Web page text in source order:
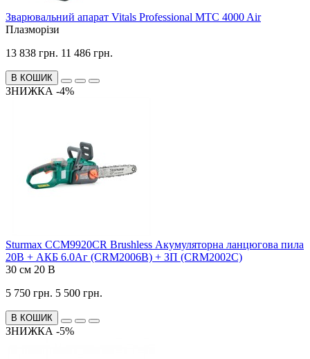
Зварювальний апарат Vitals Professional MTC 4000 Air
Плазморізи
13 838 грн. 11 486 грн.
В КОШИК
ЗНИЖКА -4%
Sturmax CCM9920CR Brushless Акумуляторна ланцюгова пила
20В + АКБ 6.0Аг (CRM2006B) + ЗП (CRM2002С)
30 см 20 В
5 750 грн. 5 500 грн.
В КОШИК
ЗНИЖКА -5%